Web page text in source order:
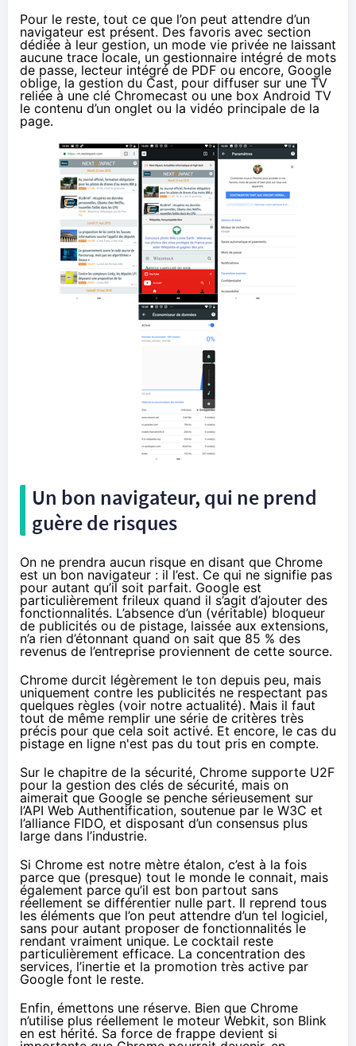
Pour le reste, tout ce que l’on peut attendre d’un
navigateur est présent. Des favoris avec section
dédiée à leur gestion, un mode vie privée ne laissant
aucune trace locale, un gestionnaire intégré de mots
de passe, lecteur intégré de PDF ou encore, Google
oblige, la gestion du Cast, pour diffuser sur une TV
reliée à une clé Chromecast ou une box Android TV
le contenu d’un onglet ou la vidéo principale de la
page.
Un bon navigateur, qui ne prend
guère de risques
On ne prendra aucun risque en disant que Chrome
est un bon navigateur : il l’est. Ce qui ne signifie pas
pour autant qu’il soit parfait. Google est
particulièrement frileux quand il s’agit d’ajouter des
fonctionnalités. L’absence d’un (véritable) bloqueur
de publicités ou de pistage, laissée aux extensions,
n’a rien d’étonnant quand on sait que 85 % des
revenus de l’entreprise proviennent de cette source.
Chrome durcit légèrement le ton depuis peu, mais
uniquement contre les publicités ne respectant pas
quelques règles (voir notre actualité). Mais il faut
tout de même remplir une série de critères très
précis pour que cela soit activé. Et encore, le cas du
pistage en ligne n'est pas du tout pris en compte.
Sur le chapitre de la sécurité, Chrome supporte U2F
pour la gestion des clés de sécurité, mais on
aimerait que Google se penche sérieusement sur
l’API Web Authentification, soutenue par le W3C et
l’alliance FIDO, et disposant d’un consensus plus
large dans l’industrie.
Si Chrome est notre mètre étalon, c’est à la fois
parce que (presque) tout le monde le connait, mais
également parce qu’il est bon partout sans
réellement se différentier nulle part. Il reprend tous
les éléments que l’on peut attendre d’un tel logiciel,
sans pour autant proposer de fonctionnalités le
rendant vraiment unique. Le cocktail reste
particulièrement efficace. La concentration des
services, l’inertie et la promotion très active par
Google font le reste.
Enfin, émettons une réserve. Bien que Chrome
n’utilise plus réellement le moteur Webkit, son Blink
en est hérité. Sa force de frappe devient si